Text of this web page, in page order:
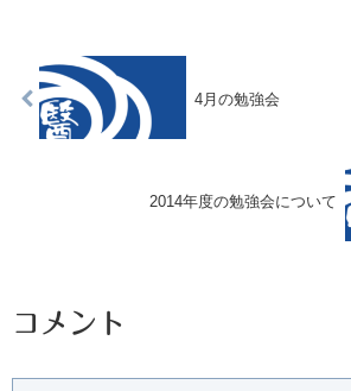
4月の勉強会
2014年度の勉強会について
コメント